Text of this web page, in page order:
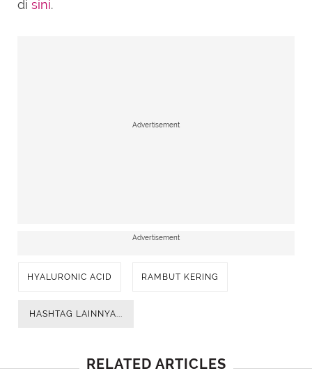
di sini.
Advertisement
Advertisement
HYALURONIC ACID RAMBUT KERING
HASHTAG LAINNYA...
RELATED ARTICLES